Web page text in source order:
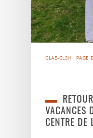
CLAE-CLSH PAGE
VACANCES
CENTRE DE